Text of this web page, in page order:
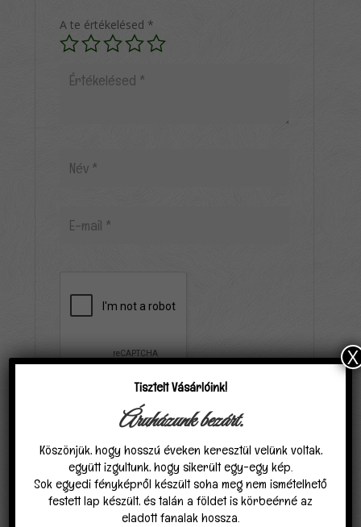
A te értékelésed *
Elfogadom, hogy a carpathiagobelin.hu tárolja
és kezeli adataimat azAdatvédelmi
nyilatkozatban találhatóak szerint.*
Tisztelt Vásárlóink!
Áruházunk bezárt.
Köszönjük, hogy hosszú éveken keresztül velünk voltak,
együtt izgultunk, hogy sikerült egy-egy kép.
Sok egyedi fényképről készült soha meg nem ismételhető
festett lap készült, és talán a földet is körbeérné az
eladott fanalak hossza.
X